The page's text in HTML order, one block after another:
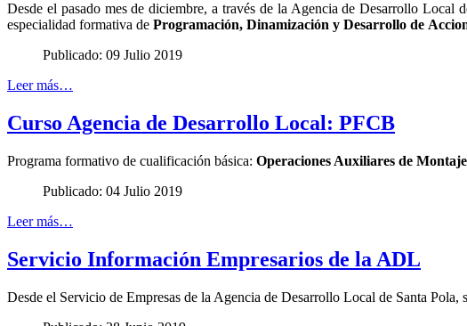
Desde el pasado mes de diciembre, a través de la Agencia de Desarrollo Local
especialidad formativa de Programación, Dinamización y Desarrollo de
Publicado: 09 Julio 2019
Leer más…
Curso Agencia de Desarrollo Local: PFCB
Programa formativo de cualificación básica: Operaciones Auxiliares de
Publicado: 04 Julio 2019
Leer más…
Servicio Información Empresarios de la ADL
Desde el Servicio de Empresas de la Agencia de Desarrollo Local de Santa Pola,